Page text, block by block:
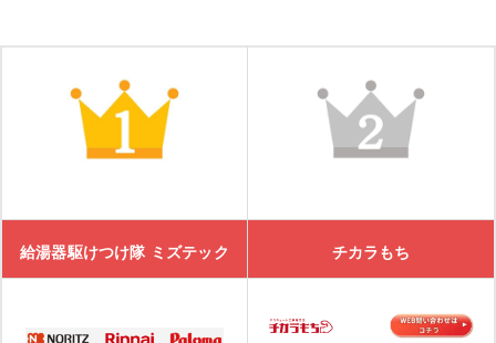
給湯器駆けつけ隊 ミズテック チカラもち